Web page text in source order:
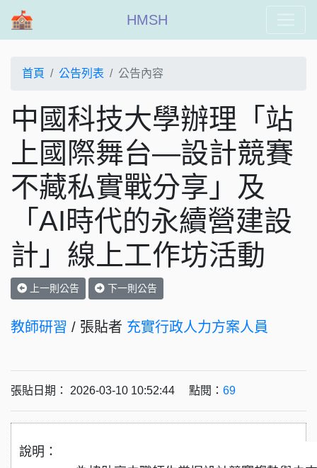
HMSH
首頁 公告列表 公告內容
中國科技大學辦理「站
上國際舞台—設計競賽
不藏私實戰分享」及
「AI時代的永續營建設
計」線上工作坊活動
上一則公告 下一則公告
教師研習 / 張貼者 充實行政人力方案人員
張貼日期： 2026-03-10 10:52:44 點閱： 69
說明：